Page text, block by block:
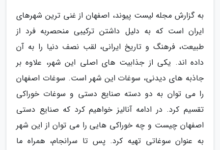
به گزارش مجله لیست پیوند، اصفهان از غنی ترین شهرهای
ایران است که به دلیل داشتن ترکیبی منحصربه فرد از
طبیعت، فرهنگ و تاریخ ایرانی، لقب نصف دنیا را به آن
داده اند. یکی از جذابیت های اصلی این شهر، علاوه بر
جاذبه های دیدنی، سوغات این شهر است. سوغات اصفهان
را می توان به دو دسته صنایع دستی و سوغات خوراکی
تقسیم کرد. در ادامه آنالیز خواهیم کرد که صنایع دستی
اصفهان چیست و چه خوراکی هایی را می توان از این شهر
به عنوان سوغاتی تهیه کرد. پس تا سرانجام، همراه ما